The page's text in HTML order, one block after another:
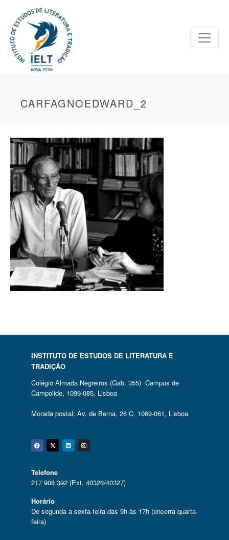
CARFAGNOEDWARD_2
INSTITUTO DE ESTUDOS DE LITERATURA E
TRADIÇÃO
Colégio Almada Negreiros (Gab. 355) Campus de
Campolide, 1099-085, Lisboa
Morada postal: Av. de Berna, 26 C, 1069-061, Lisboa
Facebook
Twitter
Linkedin
Instagram
Telefone
217 908 392 (Ext. 40326/40327)
Horário
De segunda a sexta-feira das 9h às 17h (encerra quarta-
feira)